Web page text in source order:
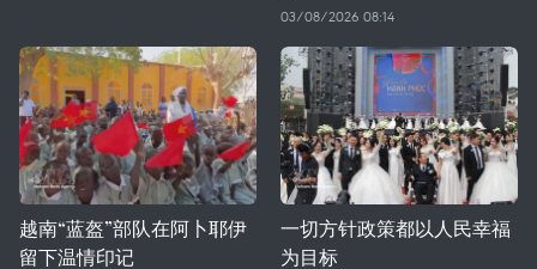
03/08/2026 08:14
越南“蓝盔”部队在阿卜耶伊
留下温情印记
一切方针政策都以人民幸福
为目标